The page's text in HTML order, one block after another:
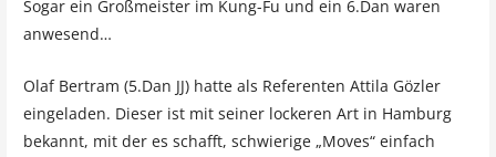
Sogar ein Großmeister im Kung-Fu und ein 6.Dan waren
anwesend…
Olaf Bertram (5.Dan JJ) hatte als Referenten Attila Gözler
eingeladen. Dieser ist mit seiner lockeren Art in Hamburg
bekannt, mit der es schafft, schwierige „Moves“ einfach